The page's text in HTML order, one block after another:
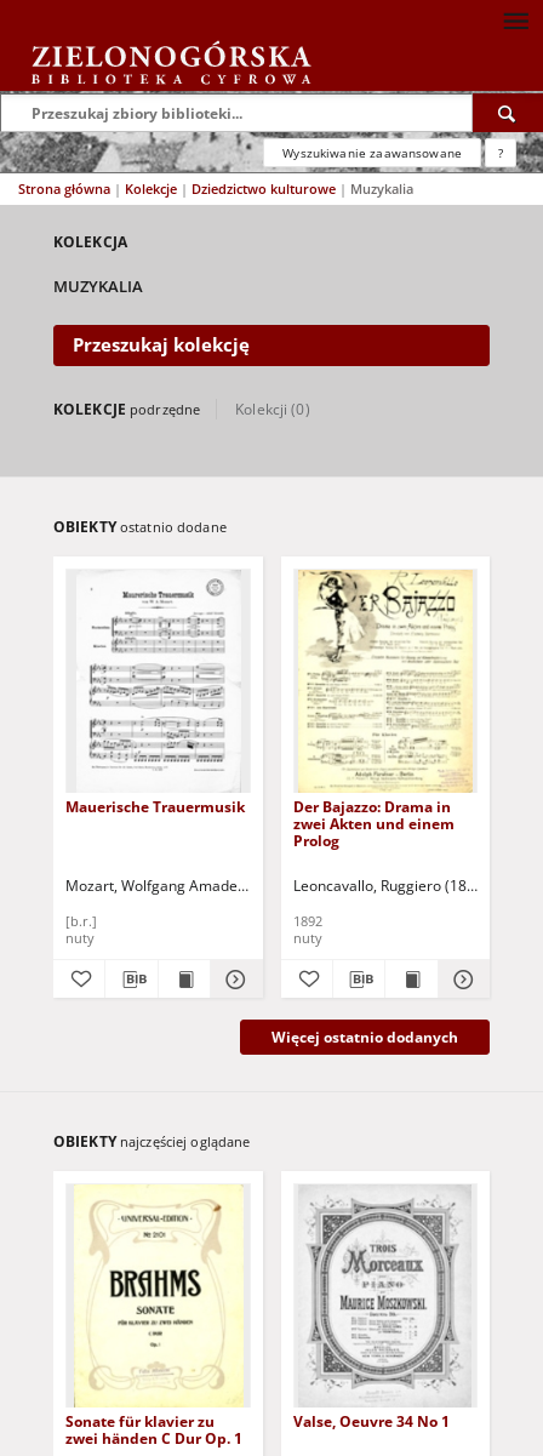
Wyszukiwanie zaawansowane ?
Strona główna | Kolekcje | Dziedzictwo kulturowe | Muzykalia
KOLEKCJA
MUZYKALIA
Przeszukaj kolekcję
KOLEKCJE podrzędne Kolekcji (0)
OBIEKTYostatnio dodane
Mauerische Trauermusik
Mozart, Wolfgang Amadeus (1756-1791)
[b.r.]
nuty
Der Bajazzo: Drama in
zwei Akten und einem
Prolog
Leoncavallo, Ruggiero (1858-1919)
1892
nuty
Więcej ostatnio dodanych
OBIEKTY najczęściej oglądane
Sonate für klavier zu
zwei händen C Dur Op. 1
Valse, Oeuvre 34 No 1